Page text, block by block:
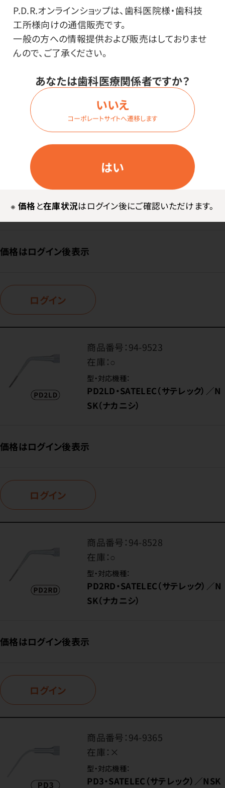
P.D.R.オンラインショップは、歯科医院様・歯科技
工所様向けの通信販売です。
一般の方への情報提供および販売はしておりませ
んので、ご了承ください。
あなたは歯科医療関係者ですか？
はい
いいえ
コーポレートサイトへ遷移します
※ 価格と在庫状況はログイン後にご確認いただけます。
K（ナカニシ）
価格はログイン後表示
ログイン
在庫：○
K（ナカニシ）
価格はログイン後表示
ログイン
商品番号：94-9523
在庫：○
型・対応機種：
PD2LD・SATELEC（サテレック）／N
SK（ナカニシ）
価格はログイン後表示
ログイン
商品番号：94-8528
在庫：○
型・対応機種：
PD2RD・SATELEC（サテレック）／N
SK（ナカニシ）
価格はログイン後表示
ログイン
商品番号：94-9365
在庫： ×
型・対応機種：
PD3・SATELEC（サテレック）／NSK